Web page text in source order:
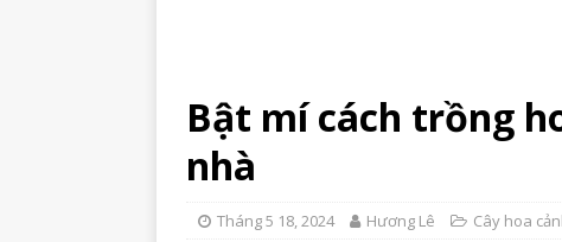
Bật mí cách trồng
nhà
Tháng 5 18, 2024 Hương Lê Cây hoa